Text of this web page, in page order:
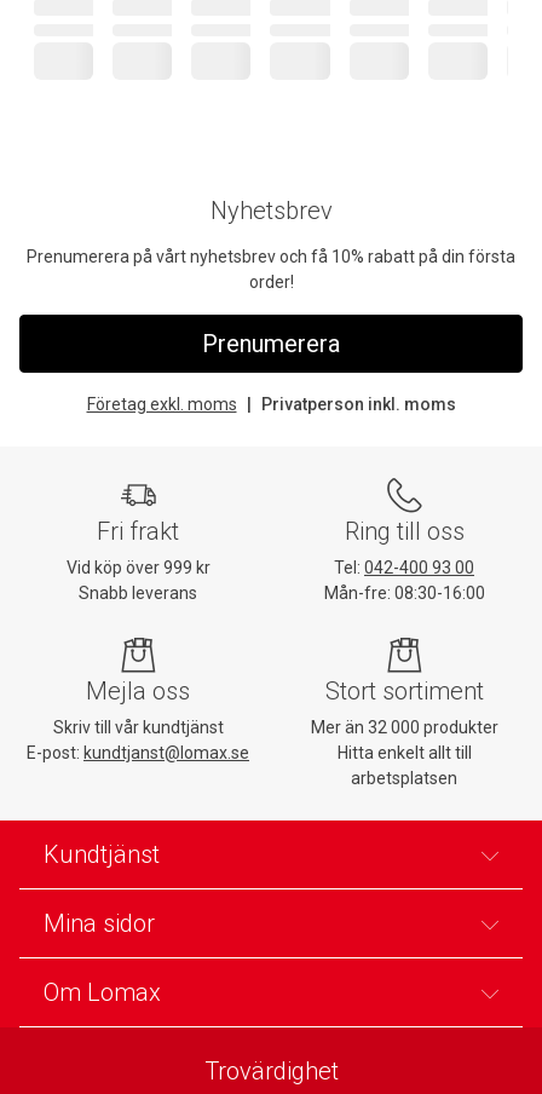
Nyhetsbrev
Prenumerera på vårt nyhetsbrev och få 10% rabatt på din första
order!
Prenumerera
Företag exkl. moms Privatperson inkl. moms
Fri frakt
Vid köp över 999 kr
Snabb leverans
Ring till oss
Tel: 042-400 93 00
Mån-fre: 08:30-16:00
Mejla oss
Skriv till vår kundtjänst
E-post: kundtjanst@lomax.se
Stort sortiment
Mer än 32 000 produkter
Hitta enkelt allt till
arbetsplatsen
Kundtjänst
Mina sidor
Om Lomax
Trovärdighet